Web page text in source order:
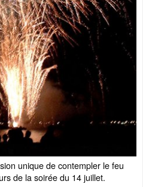
unique de contempler le feu
de la soirée du 14 juillet.